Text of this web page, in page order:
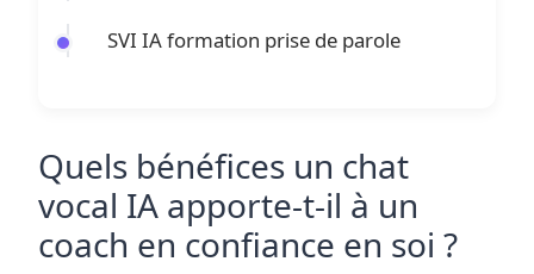
SVI IA formation prise de parole
Quels bénéfices un chat
vocal IA apporte-t-il à un
coach en confiance en soi ?